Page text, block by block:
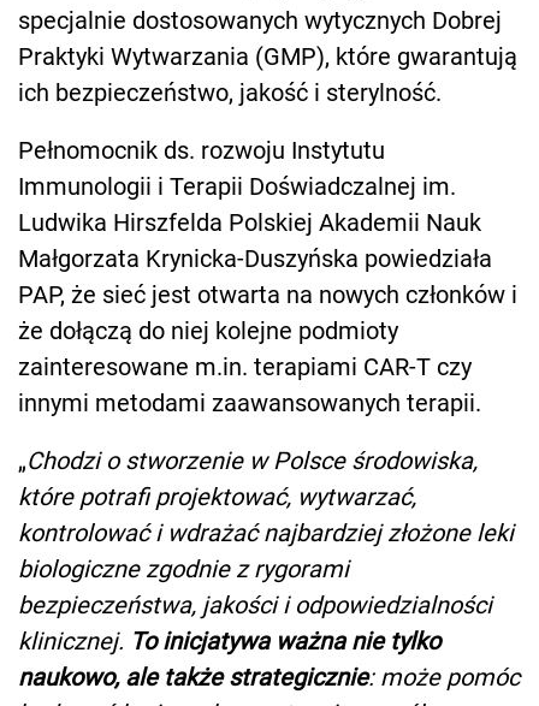
specjalnie dostosowanych wytycznych Dobrej
Praktyki Wytwarzania (GMP), które gwarantują
ich bezpieczeństwo, jakość i sterylność.
Pełnomocnik ds. rozwoju Instytutu
Immunologii i Terapii Doświadczalnej im.
Ludwika Hirszfelda Polskiej Akademii Nauk
Małgorzata Krynicka-Duszyńska powiedziała
PAP, że sieć jest otwarta na nowych członków i
że dołączą do niej kolejne podmioty
zainteresowane m.in. terapiami CAR-T czy
innymi metodami zaawansowanych terapii.
„Chodzi o stworzenie w Polsce środowiska,
które potrafi projektować, wytwarzać,
kontrolować i wdrażać najbardziej złożone leki
biologiczne zgodnie z rygorami
bezpieczeństwa, jakości i odpowiedzialności
klinicznej. To inicjatywa ważna nie tylko
naukowo, ale także strategicznie: może pomóc